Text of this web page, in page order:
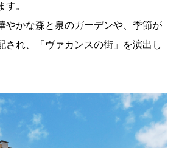
す。
やかな森と泉のガーデンや、季節が
され、「ヴァカンスの街」を演出し